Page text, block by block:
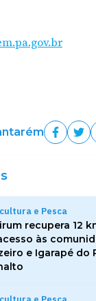
e Pesca
recupera 12
às
e Igarapé do